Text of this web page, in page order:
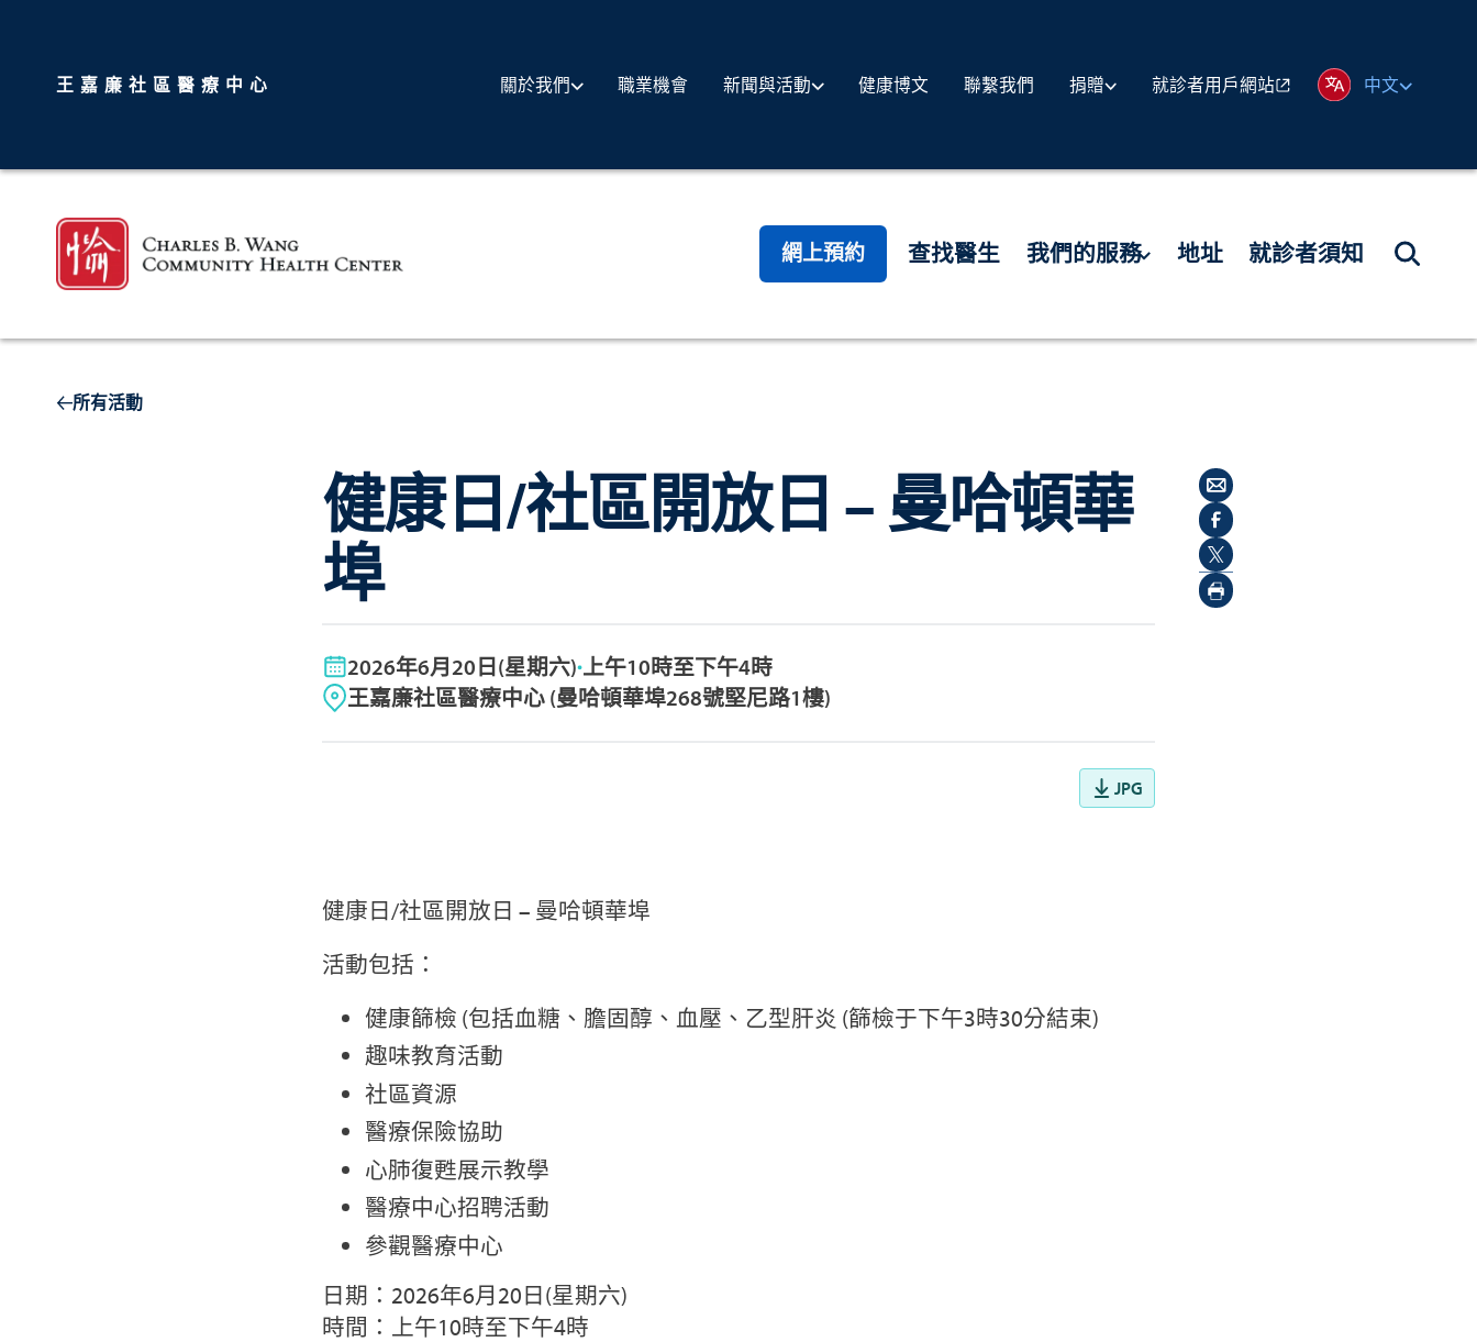
王嘉廉社區醫療中心 關於我們 職業機會 新聞與活動 健康博文 聯繫我們 捐贈 就診者用戶網站 中文
網上預約 查找醫生 我們的服務 地址 就診者須知
所有活動
健康日/社區開放日 – 曼哈頓華
埠
2026年6月20日(星期六) 上午10時至下午4時
王嘉廉社區醫療中心 (曼哈頓華埠268號堅尼路1樓)
JPG
健康日/社區開放日 – 曼哈頓華埠
活動包括：
健康篩檢 (包括血糖、膽固醇、血壓、乙型肝炎 (篩檢于下午3時30分結束)
趣味教育活動
社區資源
醫療保險協助
心肺復甦展示教學
醫療中心招聘活動
參觀醫療中心
日期：2026年6月20日(星期六)
時間：上午10時至下午4時